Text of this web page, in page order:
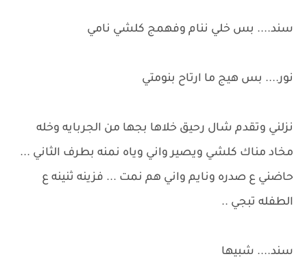
سند.... بس خلي ننام وفهمج كلشي نامي
نور.... بس هيج ما ارتاح بنومتي
نزلني وتقدم شال رحيق خلاها بجها من الجربايه وخله
مخاد مناك كلشي ويصير واني وياه نمنه بطرف الثاني ...
حاضني ع صدره ونايم واني هم نمت ... فزينه ثنينه ع
الطفله تبجي ..
سند.... شبيها